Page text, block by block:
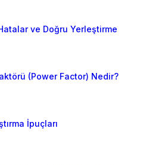
ve Doğru Yerleştirme
(Power Factor) Nedir?
İpuçları